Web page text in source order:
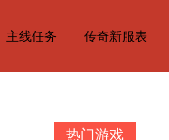
主线任务 传奇新服表
热门游戏